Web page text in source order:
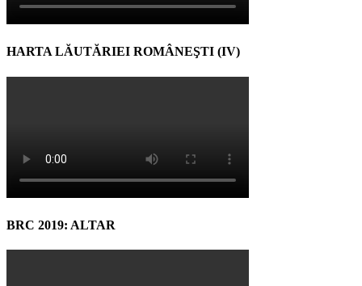
HARTA LĂUTĂRIEI ROMÂNEŞTI (IV)
BRC 2019: ALTAR